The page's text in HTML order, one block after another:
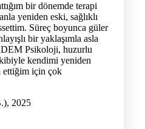
bir dönemde terapi
yeniden eski, sağlıklı
Süreç boyunca güler
bir yaklaşımla asla
Psikoloji, huzurlu
kendimi yeniden
ettiğim için çok
2025